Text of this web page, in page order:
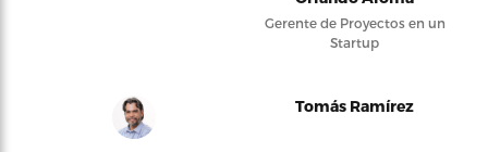
Gerente de Proyectos en un
Startup
Tomás Ramírez